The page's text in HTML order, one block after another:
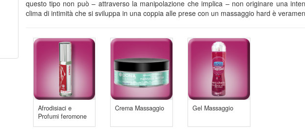
questo tipo non può – attraverso la manipolazione che implica – non originare una
clima di intimità che si sviluppa in una coppia alle prese con un massaggio hard è
Afrodisiaci e
Profumi feromone
Crema Massaggio Gel Massaggio